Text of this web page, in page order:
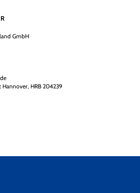
GmbH
HRB 204239